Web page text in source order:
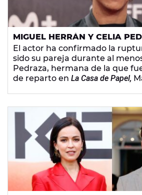
MIGUEL HERRÁN Y CELIA
ROMPEN OCHO MESES
NACIMIENTO DE SU HIJA
El actor ha confirmado la
sido su pareja durante al
Pedraza, hermana de la que
de reparto en La Casa de Papel,